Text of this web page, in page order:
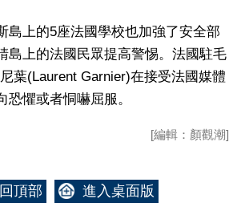
上的5座法國學校也加強了安全部
島上的法國民眾提高警惕。法國駐毛
葉(Laurent Garnier)在接受法國媒體
懼或者恫嚇屈服。
[編輯：顏觀潮]
頂部 進入桌面版